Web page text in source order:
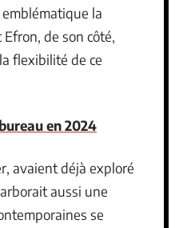
la
Efron, de son côté,
flexibilité de ce
en 2024
avaient déjà exploré
aussi une
se